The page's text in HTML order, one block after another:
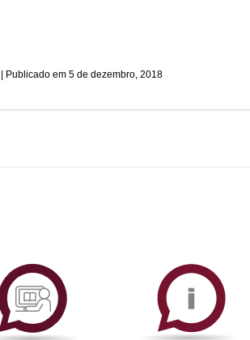
5 de dezembro, 2018
PlataformAberta